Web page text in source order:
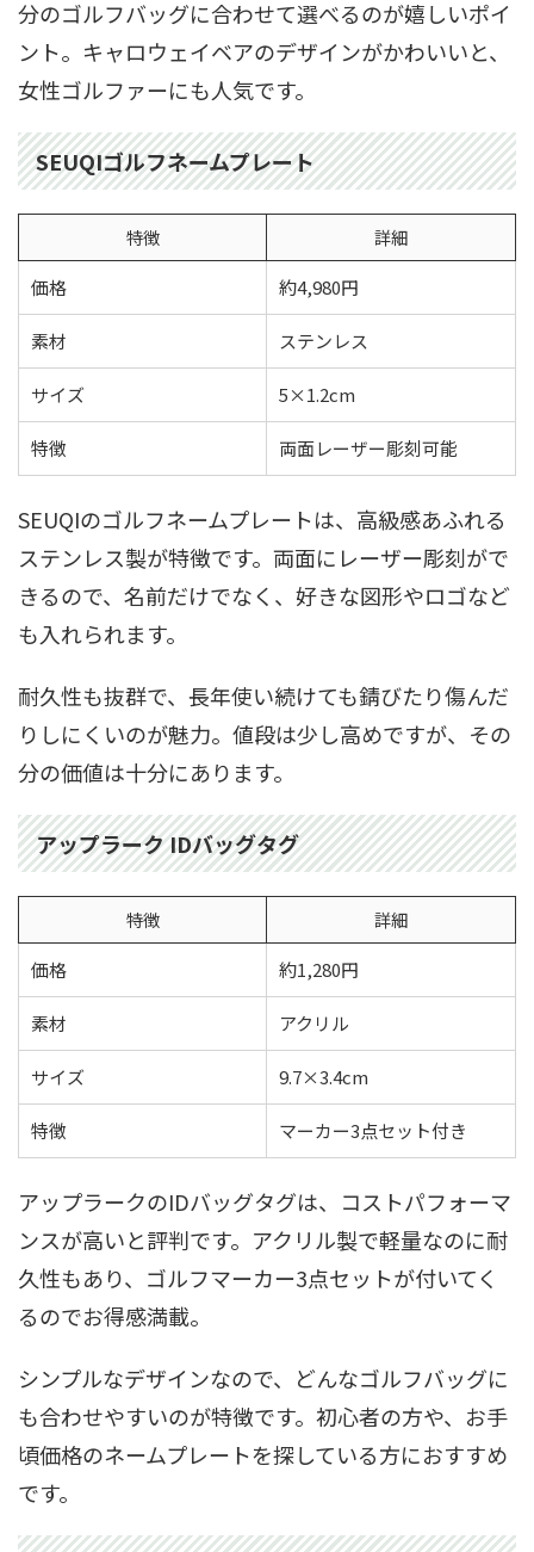
分のゴルフバッグに合わせて選べるのが嬉しいポイ
ント。キャロウェイベアのデザインがかわいいと、
女性ゴルファーにも人気です。
SEUQIゴルフネームプレート
特徴
詳細
価格
約4,980円
素材 ステンレス
サイズ 5×1.2cm
特徴 両面レーザー彫刻可能
SEUQIのゴルフネームプレートは、高級感あふれる
ステンレス製が特徴です。両面にレーザー彫刻がで
きるので、名前だけでなく、好きな図形やロゴなど
も入れられます。
耐久性も抜群で、長年使い続けても錆びたり傷んだ
りしにくいのが魅力。値段は少し高めですが、その
分の価値は十分にあります。
アップラーク IDバッグタグ
特徴
詳細
価格
約1,280円
素材 アクリル
サイズ 9.7×3.4cm
特徴 マーカー3点セット付き
アップラークのIDバッグタグは、コストパフォーマ
ンスが高いと評判です。アクリル製で軽量なのに耐
久性もあり、ゴルフマーカー3点セットが付いてく
るのでお得感満載。
シンプルなデザインなので、どんなゴルフバッグに
も合わせやすいのが特徴です。初心者の方や、お手
頃価格のネームプレートを探している方におすすめ
です。